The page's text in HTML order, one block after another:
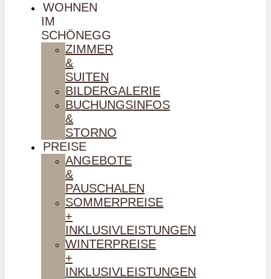
WOHNEN
IM
SCHÖNEGG
ZIMMER
&
SUITEN
BILDERGALERIE
BUCHUNGSINFOS
&
STORNO
PREISE
ANGEBOTE
&
PAUSCHALEN
SOMMERPREISE
+
INKLUSIVLEISTUNGEN
WINTERPREISE
+
INKLUSIVLEISTUNGEN